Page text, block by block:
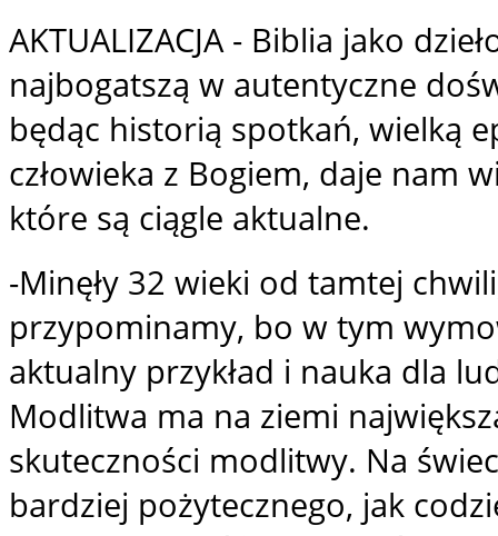
AKTUALIZACJA - Biblia jako
najbogatszą w autentyczne
będąc historią spotkań, wielką
człowieka z Bogiem, daje nam
które są ciągle aktualne.
-Minęły 32 wieki od tamtej
przypominamy, bo w tym
aktualny przykład i nauka dla
Modlitwa ma na ziemi
skuteczności modlitwy. Na
bardziej pożytecznego, jak